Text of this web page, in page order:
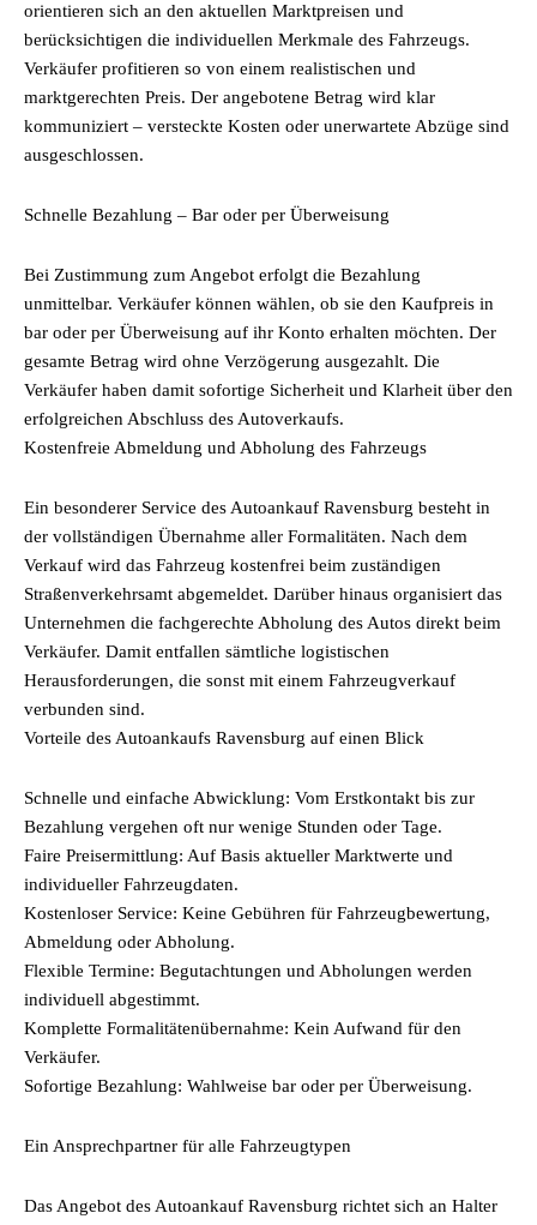
orientieren sich an den aktuellen Marktpreisen und
berücksichtigen die individuellen Merkmale des Fahrzeugs.
Verkäufer profitieren so von einem realistischen und
marktgerechten Preis. Der angebotene Betrag wird klar
kommuniziert – versteckte Kosten oder unerwartete Abzüge sind
ausgeschlossen.
Schnelle Bezahlung – Bar oder per Überweisung
Bei Zustimmung zum Angebot erfolgt die Bezahlung
unmittelbar. Verkäufer können wählen, ob sie den Kaufpreis in
bar oder per Überweisung auf ihr Konto erhalten möchten. Der
gesamte Betrag wird ohne Verzögerung ausgezahlt. Die
Verkäufer haben damit sofortige Sicherheit und Klarheit über den
erfolgreichen Abschluss des Autoverkaufs.
Kostenfreie Abmeldung und Abholung des Fahrzeugs
Ein besonderer Service des Autoankauf Ravensburg besteht in
der vollständigen Übernahme aller Formalitäten. Nach dem
Verkauf wird das Fahrzeug kostenfrei beim zuständigen
Straßenverkehrsamt abgemeldet. Darüber hinaus organisiert das
Unternehmen die fachgerechte Abholung des Autos direkt beim
Verkäufer. Damit entfallen sämtliche logistischen
Herausforderungen, die sonst mit einem Fahrzeugverkauf
verbunden sind.
Vorteile des Autoankaufs Ravensburg auf einen Blick
Schnelle und einfache Abwicklung: Vom Erstkontakt bis zur
Bezahlung vergehen oft nur wenige Stunden oder Tage.
Faire Preisermittlung: Auf Basis aktueller Marktwerte und
individueller Fahrzeugdaten.
Kostenloser Service: Keine Gebühren für Fahrzeugbewertung,
Abmeldung oder Abholung.
Flexible Termine: Begutachtungen und Abholungen werden
individuell abgestimmt.
Komplette Formalitätenübernahme: Kein Aufwand für den
Verkäufer.
Sofortige Bezahlung: Wahlweise bar oder per Überweisung.
Ein Ansprechpartner für alle Fahrzeugtypen
Das Angebot des Autoankauf Ravensburg richtet sich an Halter